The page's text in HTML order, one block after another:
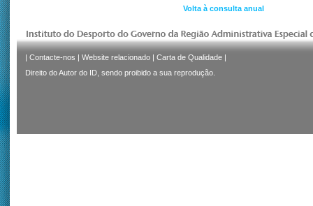
Volta à consulta anual
| Contacte-nos | Website relacionado | Carta de Qualidade |
Direito do Autor do ID, sendo proibido a sua reprodução.